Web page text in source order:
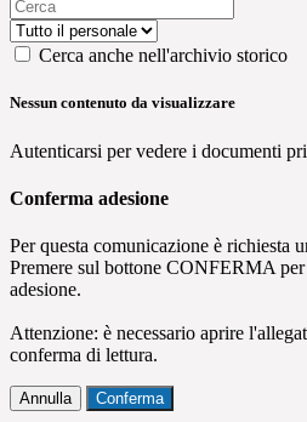
Cerca anche nell'archivio storico
Nessun contenuto da visualizzare
Autenticarsi per vedere i documenti
Conferma adesione
Per questa comunicazione è richiesta
Premere sul bottone CONFERMA
adesione.
Attenzione: è necessario aprire
conferma di lettura.
Annulla Conferma